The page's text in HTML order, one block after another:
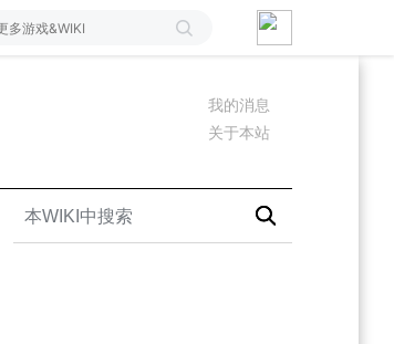
我的消息
关于本站